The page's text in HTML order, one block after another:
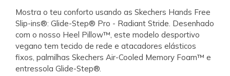
Mostra o teu conforto usando as Skechers Hands Free
Slip-ins®: Glide-Step® Pro - Radiant Stride. Desenhado
com o nosso Heel Pillow™, este modelo desportivo
vegano tem tecido de rede e atacadores elásticos
fixos, palmilhas Skechers Air-Cooled Memory Foam™ e
entressola Glide-Step®.